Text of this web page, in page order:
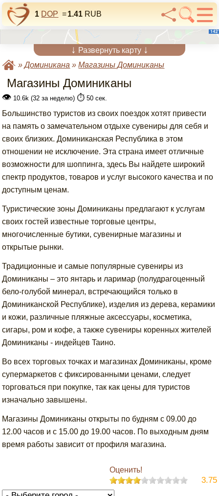
1 DOP =1.41 RUB
↓ Развернуть карту ↓
»Доминикана »Магазины Доминиканы
Магазины Доминиканы
👁 10.6k (32 за неделю) ⏱️ 50 сек.
Большинство туристов из своих поездок хотят привести
на память о замечательном отдыхе сувениры для себя и
своих близких. Доминиканская Республика в этом
отношении не исключение. Эта страна имеет отличные
возможности для шоппинга, здесь Вы найдете широкий
спектр продуктов, товаров и услуг высокого качества и по
доступным ценам.
Туристические зоны Доминиканы предлагают к услугам
своих гостей известные торговые центры,
многочисленные бутики, сувенирные магазины и
открытые рынки.
Традиционные и самые популярные сувениры из
Доминиканы – это янтapь и лapимap (полудрагоценный
бело-голубой минерал, встречающийся только в
Доминиканской Республике), издeлия из дepeвa, керамики
и кожи, различные пляжные аксессуары, косметика,
сигары, ром и кофе, а также сувениры коренных жителей
Доминиканы - индeйцeв Taинo.
Во всех торговых точках и магазинах Доминиканы, кроме
супермаркетов с фиксированными ценами, следует
тоpгoвaтьcя при покупке, так как цены для туристов
изначально завышены.
Магазины Доминиканы открыты по будням с 09.00 до
12.00 часов и с 15.00 до 19.00 часов. По выходным дням
время работы зависит от профиля магазина.
Оценить!
3.75